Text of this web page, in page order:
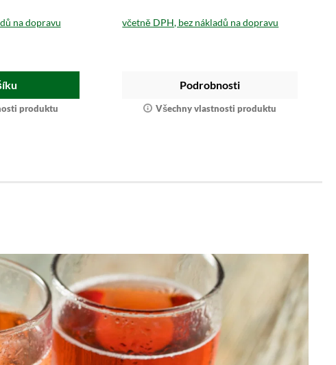
na dopravu
produktu
včetně DPH, bez nákladů na dopravu
Podrobnosti
Všechny vlastnosti produktu